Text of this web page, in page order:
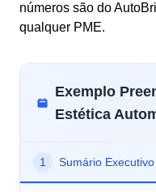
números são do
qualquer PME.
Exemplo
Estética
1 Sumário Executivo